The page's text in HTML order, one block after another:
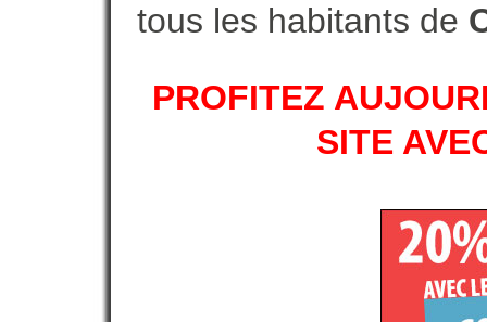
tous les habitants de
PROFITEZ
SITE